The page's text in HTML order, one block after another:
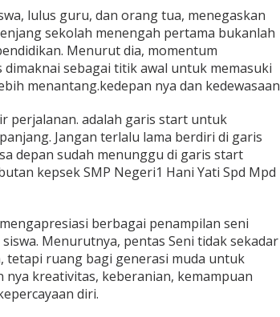
lulus guru, dan orang tua, menegaskan
sekolah menengah pertama bukanlah
Menurut dia, momentum
dimaknai sebagai titik awal untuk memasuki
menantang.kedepan nya dan kedewasaan
perjalanan. adalah garis start untuk
Jangan terlalu lama berdiri di garis
depan sudah menunggu di garis start
kepsek SMP Negeri1 Hani Yati Spd Mpd
berbagai penampilan seni
Menurutnya, pentas Seni tidak sekadar
tetapi ruang bagi generasi muda untuk
nya kreativitas, keberanian, kemampuan
diri.